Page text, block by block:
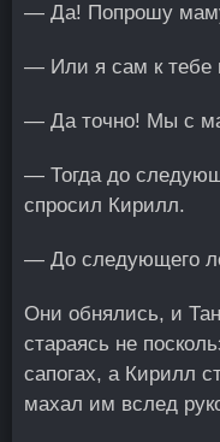
— Да! Попрошу
— Или я сам к тебе
— Да точно! Мы с
— Тогда до
спросил Кирилл.
— До следующего
Они обнялись, и
стараясь не
сапогах, а Кирилл
махал им вслед